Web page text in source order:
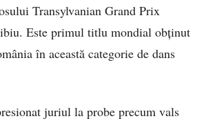
Transylvanian Grand Prix
Este primul titlu mondial obținut
în această categorie de dans
juriul la probe precum vals